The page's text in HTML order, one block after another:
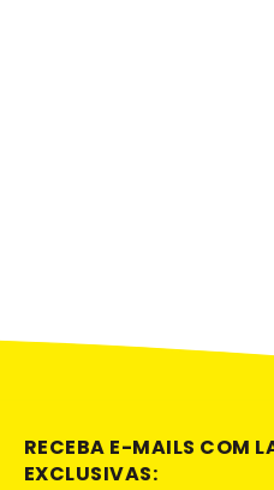
RECEBA E-MAILS COM
EXCLUSIVAS: